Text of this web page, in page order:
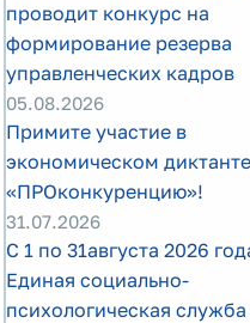
проводит конкурс на
формирование резерва
управленческих кадров
05.08.2026
Примите участие в
экономическом диктанте
«ПРОконкуренцию»!
31.07.2026
С 1 по 31августа 2026
Единая социально-
психологическая служба